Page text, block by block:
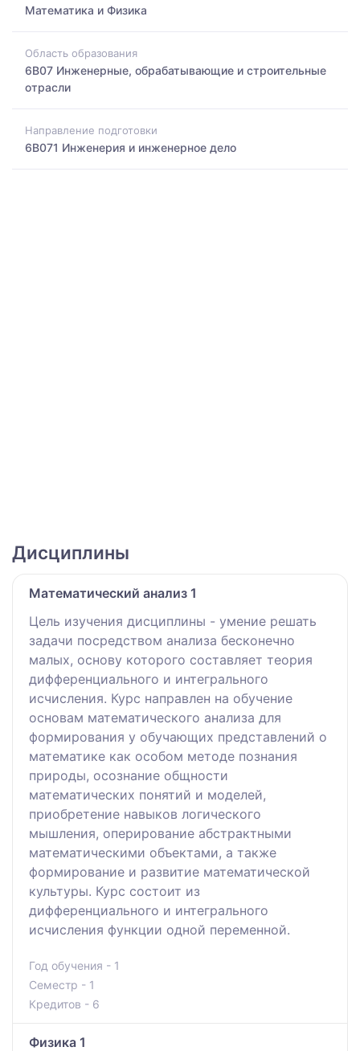
Математика и Физика
Область образования
6B07 Инженерные, обрабатывающие и строительные
отрасли
Направление подготовки
6B071 Инженерия и инженерное дело
Дисциплины
Математический анализ 1
Цель изучения дисциплины - умение решать
задачи посредством анализа бесконечно
малых, основу которого составляет теория
дифференциального и интегрального
исчисления. Курс направлен на обучение
основам математического анализа для
формирования у обучающих представлений о
математике как особом методе познания
природы, осознание общности
математических понятий и моделей,
приобретение навыков логического
мышления, оперирование абстрактными
математическими объектами, а также
формирование и развитие математической
культуры. Курс состоит из
дифференциального и интегрального
исчисления функции одной переменной.
Год обучения - 1
Семестр - 1
Кредитов - 6
Физика 1